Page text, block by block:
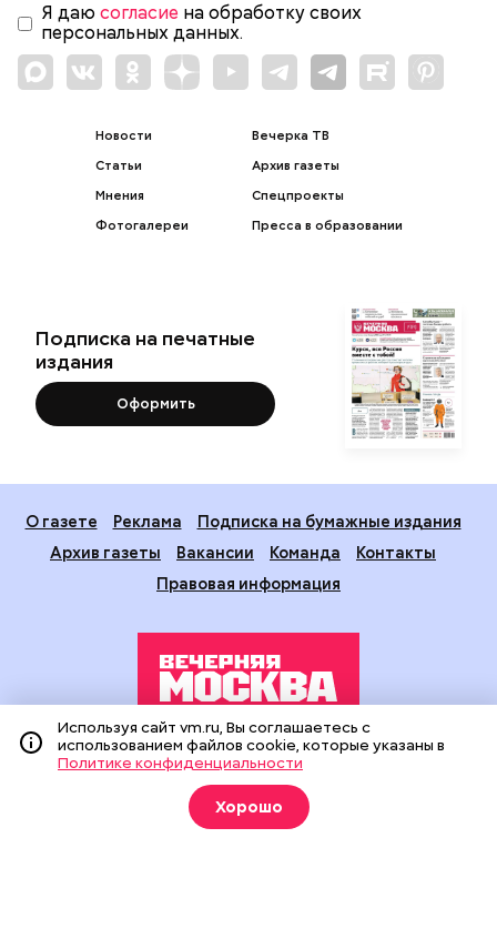
Я даю согласие на обработку своих
персональных данных.
Новости
Статьи
Мнения
Фотогалереи
Вечерка ТВ
Архив газеты
Спецпроекты
Пресса в образовании
Подписка на печатные
издания
Оформить
О газете Реклама
Подписка на бумажные издания
Архив газеты
Вакансии Команда
Контакты
Правовая информация
Издание создано при финансовой поддержке Департамента
средств массовой информации и рекламы города Москвы.
На сайте применяются рекомендательные технологии
(информационные технологии предоставления информации
на основе сбора, систематизации и анализа сведений,
Используя сайт vm.ru, Вы соглашаетесь с
использованием файлов cookie, которые указаны в
Политике конфиденциальности
Хорошо